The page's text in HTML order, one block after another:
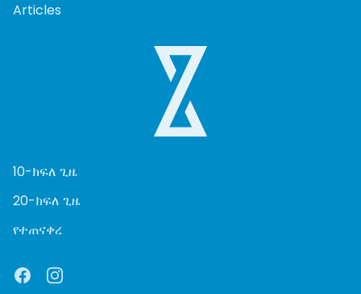
Articles
10-ክፍለ ጊዜ
20-ክፍለ ጊዜ
የተጠናቀረ